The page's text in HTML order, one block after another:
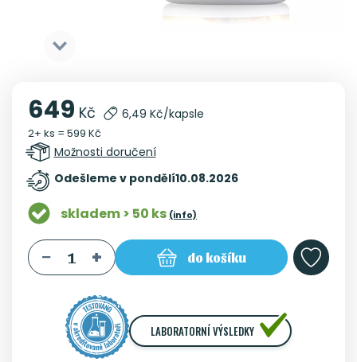
649 Kč 6,49 Kč/kapsle
2+ ks = 599 Kč
Možnosti doručení
Odešleme v pondělí10.08.2026
skladem > 50 ks (info)
do košíku
LABORATORNÍ VÝSLEDKY